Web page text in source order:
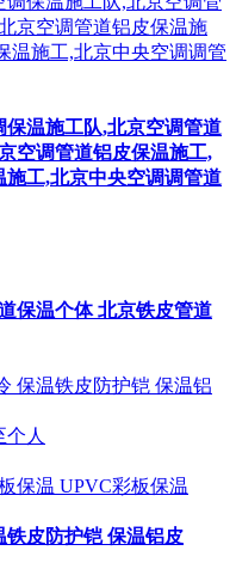
保温施工队,北京空调管道
空调管道铝皮保温施工,
工,北京中央空调调管道
保温个体 北京铁皮管道
保温铁皮防护铠 保温铝
人
保温 UPVC彩板保温
皮防护铠 保温铝皮